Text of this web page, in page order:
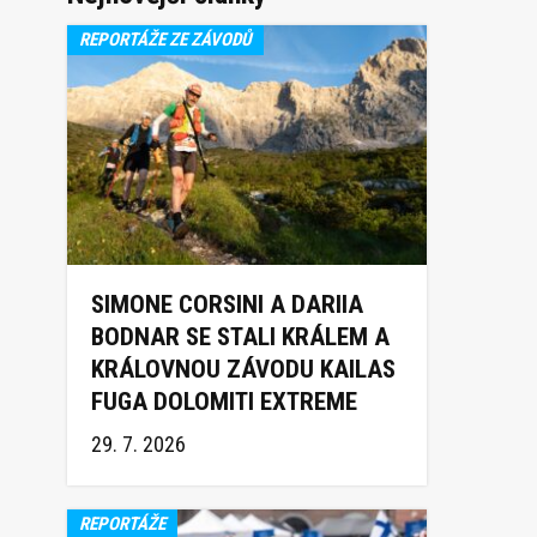
REPORTÁŽE ZE ZÁVODŮ
SIMONE CORSINI A DARIIA
BODNAR SE STALI KRÁLEM A
KRÁLOVNOU ZÁVODU KAILAS
FUGA DOLOMITI EXTREME
TRAIL 2026
29. 7. 2026
REPORTÁŽE